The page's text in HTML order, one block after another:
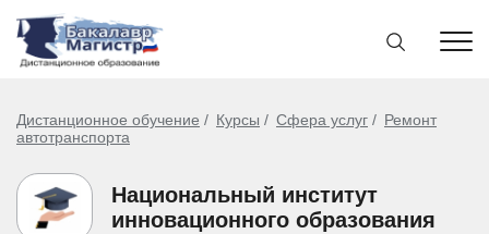
Дистанционное обучение Курсы Сфера услуг
Ремонт
автотранспорта
Национальный институт
инновационного образования